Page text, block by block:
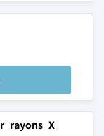
rayons X